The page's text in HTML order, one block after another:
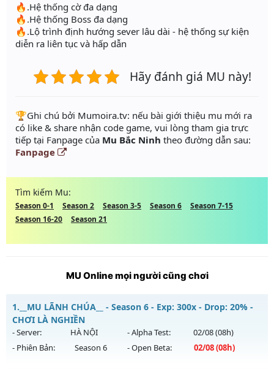
🔥.Hệ thống cờ đa dạng
🔥.Hệ thống Boss đa dạng
🔥.Lộ trình định hướng sever lâu dài - hệ thống sự kiện
diễn ra liên tục và hấp dẫn
Hãy đánh giá MU này!
️🏆Ghi chú bởi Mumoira.tv: nếu bài giới thiệu mu mới ra
có like & share nhận code game, vui lòng tham gia trực
tiếp tại Fanpage của Mu Bắc Ninh theo đường dẫn sau:
Fanpage
Tìm kiếm Mu:
Season 0-1 Season 2 Season 3-5 Season 6
Season 7-15
Season 16-20
Season 21
MU Online mọi người cũng chơi
1. __MU LÃNH CHÚA__ - Season 6 - Exp: 300x - Drop: 20% -
CHƠI LÀ NGHIỀN
- Server: HÀ NỘI - Alpha Test: 02/08(08h)
- Phiên Bản:
Season 6 - Open Beta: 02/08(08h)